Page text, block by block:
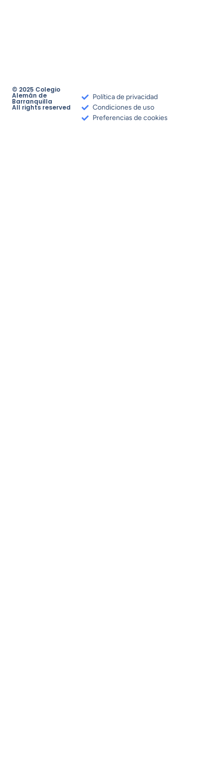
© 2025 Colegio
Alemán de
Barranquilla
All rights reserved
Política de privacidad
Condiciones de uso
Preferencias de cookies